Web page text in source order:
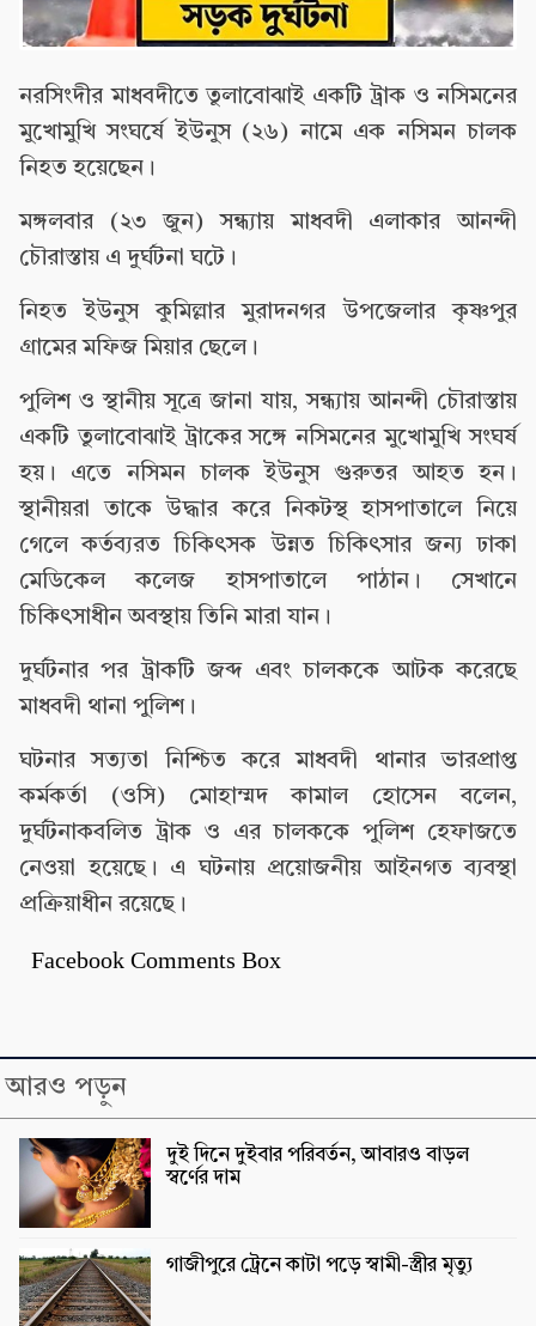
নরসিংদীর মাধবদীতে তুলাবোঝাই একটি ট্রাক ও নসিমনের
মুখোমুখি সংঘর্ষে ইউনুস (২৬) নামে এক নসিমন চালক
নিহত হয়েছেন।
মঙ্গলবার (২৩ জুন) সন্ধ্যায় মাধবদী এলাকার আনন্দী
চৌরাস্তায় এ দুর্ঘটনা ঘটে।
নিহত ইউনুস কুমিল্লার মুরাদনগর উপজেলার কৃষ্ণপুর
গ্রামের মফিজ মিয়ার ছেলে।
পুলিশ ও স্থানীয় সূত্রে জানা যায়, সন্ধ্যায় আনন্দী চৌরাস্তায়
একটি তুলাবোঝাই ট্রাকের সঙ্গে নসিমনের মুখোমুখি সংঘর্ষ
হয়। এতে নসিমন চালক ইউনুস গুরুতর আহত হন।
স্থানীয়রা তাকে উদ্ধার করে নিকটস্থ হাসপাতালে নিয়ে
গেলে কর্তব্যরত চিকিৎসক উন্নত চিকিৎসার জন্য ঢাকা
মেডিকেল কলেজ হাসপাতালে পাঠান। সেখানে
চিকিৎসাধীন অবস্থায় তিনি মারা যান।
দুর্ঘটনার পর ট্রাকটি জব্দ এবং চালককে আটক করেছে
মাধবদী থানা পুলিশ।
ঘটনার সত্যতা নিশ্চিত করে মাধবদী থানার ভারপ্রাপ্ত
কর্মকর্তা (ওসি) মোহাম্মদ কামাল হোসেন বলেন,
দুর্ঘটনাকবলিত ট্রাক ও এর চালককে পুলিশ হেফাজতে
নেওয়া হয়েছে। এ ঘটনায় প্রয়োজনীয় আইনগত ব্যবস্থা
প্রক্রিয়াধীন রয়েছে।
Facebook Comments Box
আরও পড়ুন
দুই দিনে দুইবার পরিবর্তন, আবারও বাড়ল
স্বর্ণের দাম
গাজীপুরে ট্রেনে কাটা পড়ে স্বামী-স্ত্রীর মৃত্যু